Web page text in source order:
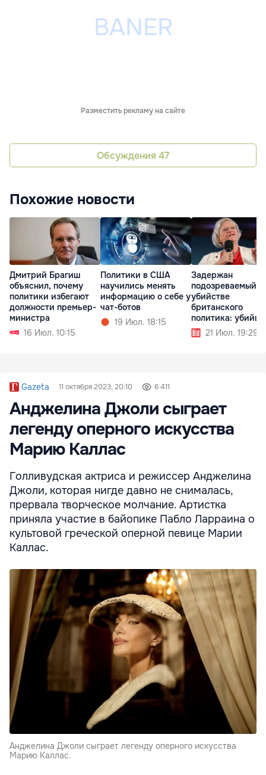
Разместить рекламу на сайте
Обсуждения 47
Похожие новости
Дмитрий Брагиш
объяснил, почему
политики избегают
должности премьер-
министра
16 Июл. 10:15
Политики в США
научились менять
информацию о себе у
чат-ботов
19 Июл. 18:15
Задержан
подозреваемый в
убийстве
британского
политика: убийца
нанёс 21 удар
молотком
21 Июл. 19:29
Gazeta 11 октября 2023, 20:10 6 411
Анджелина Джоли сыграет
легенду оперного искусства
Марию Каллас
Голливудская актриса и режиссер Анджелина
Джоли, которая нигде давно не снималась,
прервала творческое молчание. Артистка
приняла участие в байопике Пабло Ларраина о
культовой греческой оперной певице Марии
Каллас.
Анджелина Джоли сыграет легенду оперного искусства
Марию Каллас.